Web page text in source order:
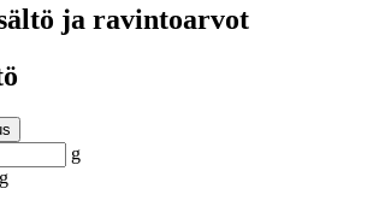
ja ravintoarvot
g